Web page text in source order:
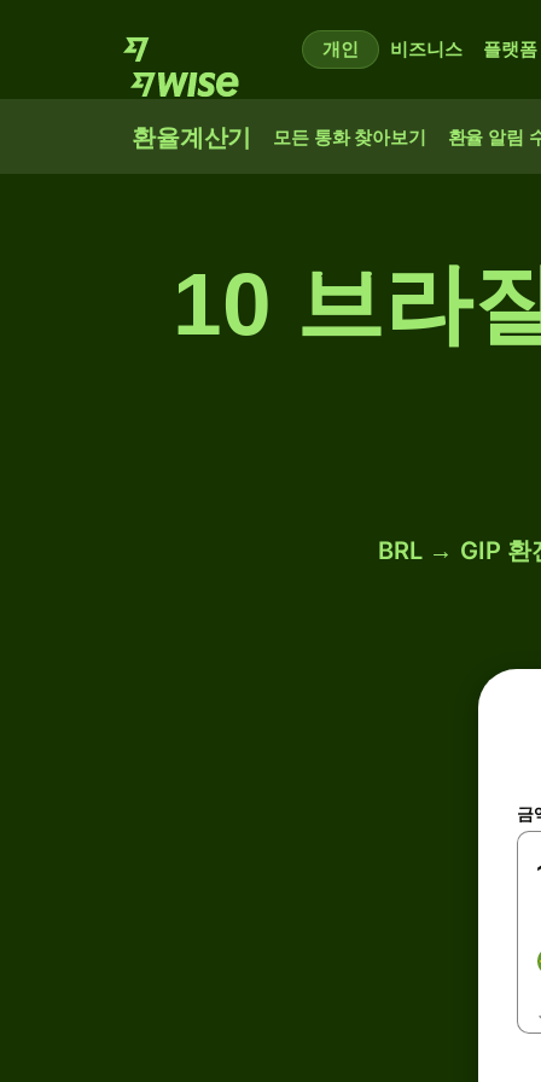
개인 비즈니스 플랫폼
환율계산기 모든 통화 찾아보기 환율 알림
10 브라
BRL → GIP 환
금